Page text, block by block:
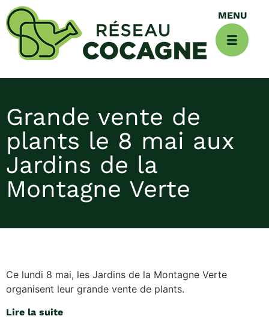
Grande vente de
plants le 8 mai aux
Jardins de la
Montagne Verte
Ce lundi 8 mai, les Jardins de la Montagne Verte
organisent leur grande vente de plants.
Lire la suite